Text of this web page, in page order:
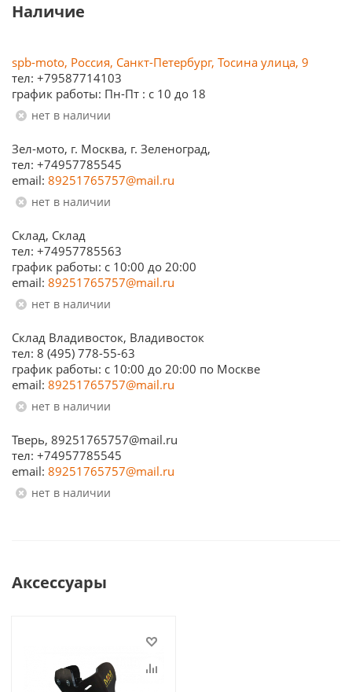
Наличие
spb-moto, Россия, Санкт-Петербург, Тосина улица, 9
тел: +79587714103
график работы: Пн-Пт : с 10 до 18
Нет в наличии
Зел-мото, г. Москва, г. Зеленоград,
тел: +74957785545
email: 89251765757@mail.ru
Нет в наличии
Склад, Склад
тел: +74957785563
график работы: c 10:00 до 20:00
email: 89251765757@mail.ru
Нет в наличии
Склад Владивосток, Владивосток
тел: 8 (495) 778-55-63
график работы: с 10:00 до 20:00 по Москве
email: 89251765757@mail.ru
Нет в наличии
Тверь, 89251765757@mail.ru
тел: +74957785545
email: 89251765757@mail.ru
Нет в наличии
Аксессуары